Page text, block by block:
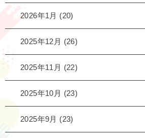
2026年1月 (20)
2025年12月 (26)
2025年11月 (22)
2025年10月 (23)
2025年9月 (23)